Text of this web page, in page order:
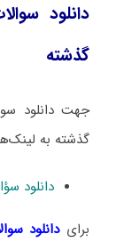
دانلود
گذشته
جهت دانلود
گذشته به
دانلود سؤالات
برایدانلود